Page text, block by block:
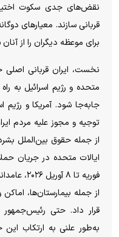
نقض‌های جدی سکوت
قربانی سازند. معیارهای
برای موعظه دیگران را از
نخست، ایران قربانی اصلی
متحده و رژیم اسرائیل به
جابه‌جا شود. آمریکا و رژیم
توجیه و مجوز علیه مردم
از جمله حقوق بین‌الملل
فوریه تا
از جمله بیمارستان‌ها،
قرار داد. حتی رئیس‌جمهور
به‌طور علنی به ارتکاب